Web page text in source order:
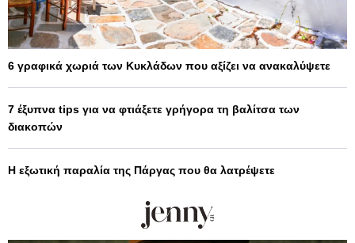
6 γραφικά χωριά των Κυκλάδων που αξίζει να ανακαλύψετε
7 έξυπνα tips για να φτιάξετε γρήγορα τη βαλίτσα των
διακοπών
Η εξωτική παραλία της Πάργας που θα λατρέψετε